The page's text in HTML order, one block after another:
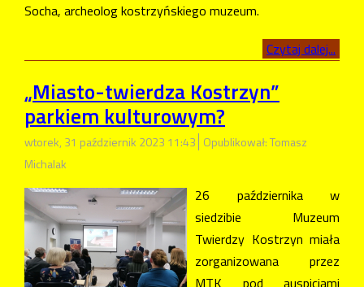
Socha, archeolog kostrzyńskiego muzeum.
Czytaj dalej...
„Miasto-twierdza Kostrzyn”
parkiem kulturowym?
wtorek, 31 październik 2023 11:43 Opublikował: Tomasz
Michalak
26 października w
siedzibie Muzeum
Twierdzy Kostrzyn miała
zorganizowana przez
MTK pod auspicjami